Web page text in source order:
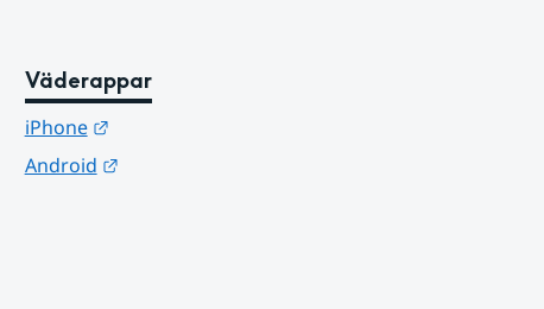
Väderappar
iPhone
Länk till annan webbplats.
Android
Länk till annan webbplats.